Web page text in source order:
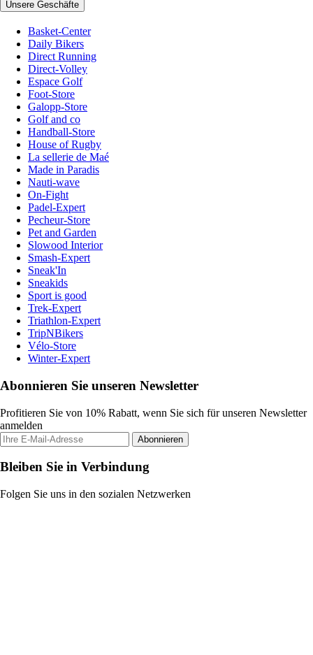
Unsere Geschäfte
Basket-Center
Daily Bikers
Direct Running
Direct-Volley
Espace Golf
Foot-Store
Galopp-Store
Golf and co
Handball-Store
House of Rugby
La sellerie de Maé
Made in Paradis
Nauti-wave
On-Fight
Padel-Expert
Pecheur-Store
Pet and Garden
Slowood Interior
Smash-Expert
Sneak'In
Sneakids
Sport is good
Trek-Expert
Triathlon-Expert
TripNBikers
Vélo-Store
Winter-Expert
Abonnieren Sie unseren Newsletter
Profitieren Sie von 10% Rabatt, wenn Sie sich für unseren Newsletter
anmelden
Abonnieren
Bleiben Sie in Verbindung
Folgen Sie uns in den sozialen Netzwerken